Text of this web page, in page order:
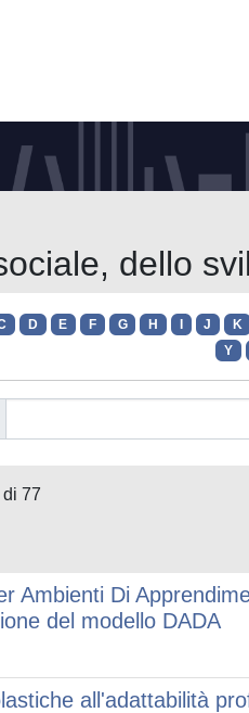
dello
D E F G H J K
Y
77
Ambienti Di
del modello DADA
all'adattabilità